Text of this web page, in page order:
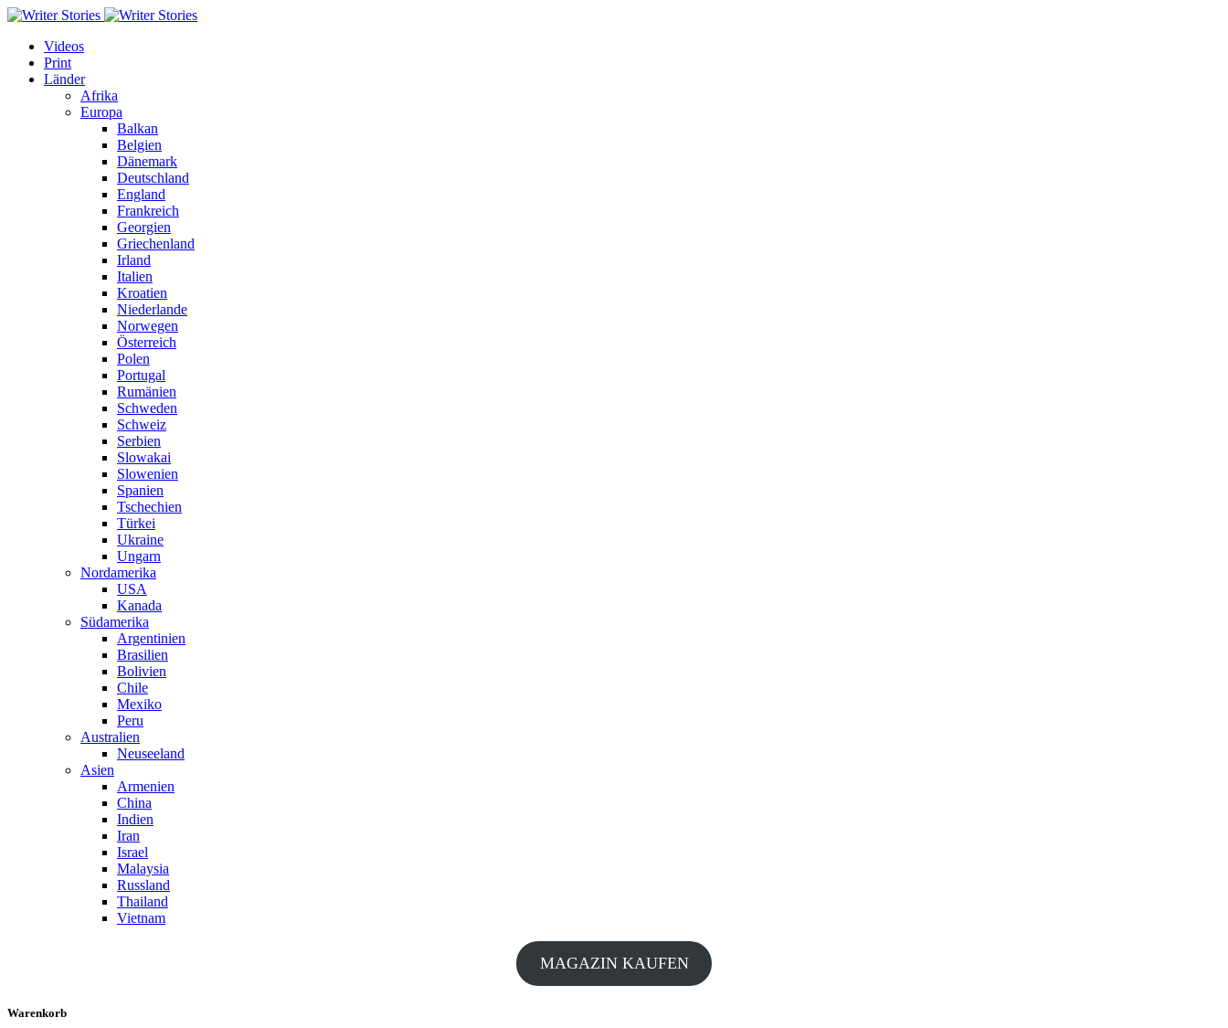
Videos
Print
Länder
Afrika
Europa
Balkan
Belgien
Dänemark
Deutschland
England
Frankreich
Georgien
Griechenland
Irland
Italien
Kroatien
Niederlande
Norwegen
Österreich
Polen
Portugal
Rumänien
Schweden
Schweiz
Serbien
Slowakai
Slowenien
Spanien
Tschechien
Türkei
Ukraine
Ungarn
Nordamerika
USA
Kanada
Südamerika
Argentinien
Brasilien
Bolivien
Chile
Mexiko
Peru
Australien
Neuseeland
Asien
Armenien
China
Indien
Iran
Israel
Malaysia
Russland
Thailand
Vietnam
MAGAZIN KAUFEN
Warenkorb